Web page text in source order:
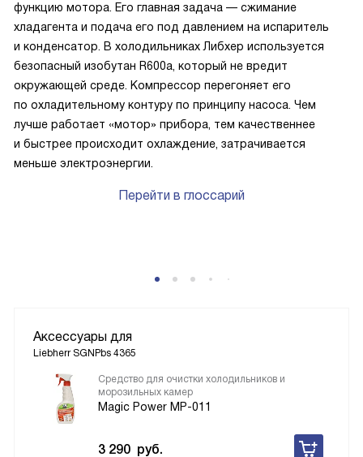
функцию мотора. Его главная задача — сжимание
хладагента и подача его под давлением на испаритель
и конденсатор. В холодильниках Либхер используется
безопасный изобутан R600a, который не вредит
окружающей среде. Компрессор перегоняет его
по охладительному контуру по принципу насоса. Чем
лучше работает «мотор» прибора, тем качественнее
и быстрее происходит охлаждение, затрачивается
меньше электроэнергии.
Перейти в глоссарий
Аксессуары для
Liebherr SGNPbs 4365
Средство для очистки холодильников и
морозильных камер
Magic Power MP-011
3 290 руб.